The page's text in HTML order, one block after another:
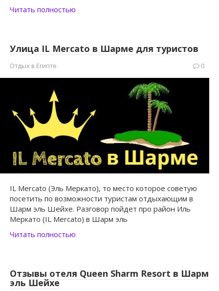
Читать полностью
Улица IL Mercato в Шарме для туристов
Отдых в Египте 0
IL Mercato (Эль Меркато), то место которое советую
посетить по возможности туристам отдыхающим в
Шарм эль Шейхе. Разговор пойдет про район Иль
Меркато (IL Mercato) в Шарм эль
Читать полностью
Отзывы отеля Queen Sharm Resort в Шарм
эль Шейхе